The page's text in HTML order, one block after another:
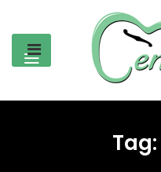
content
Tag: